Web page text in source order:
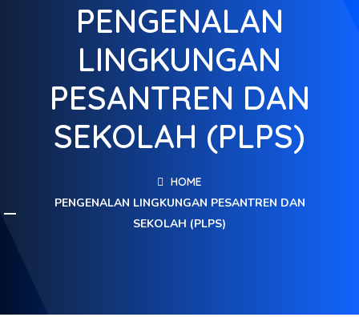
PENGENALAN
LINGKUNGAN
PESANTREN DAN
SEKOLAH (PLPS)
HOME
PENGENALAN LINGKUNGAN PESANTREN DAN
SEKOLAH (PLPS)